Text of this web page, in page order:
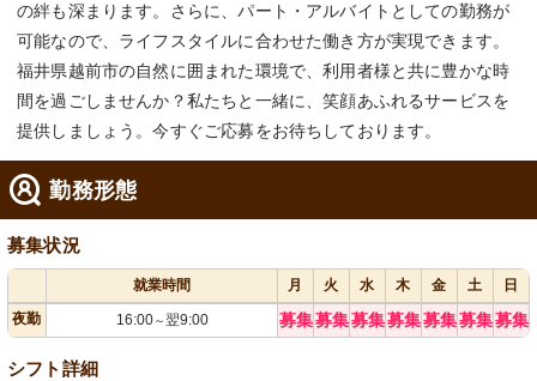
の絆も深まります。さらに、パート・アルバイトとしての勤務が
可能なので、ライフスタイルに合わせた働き方が実現できます。
福井県越前市の自然に囲まれた環境で、利用者様と共に豊かな時
間を過ごしませんか？私たちと一緒に、笑顔あふれるサービスを
提供しましょう。今すぐご応募をお待ちしております。
勤務形態
募集状況
就業時間 月 火 水 木 金 土
日
夜勤
16:00～翌9:00 募集募集募集募集募集募集募集
シフト詳細